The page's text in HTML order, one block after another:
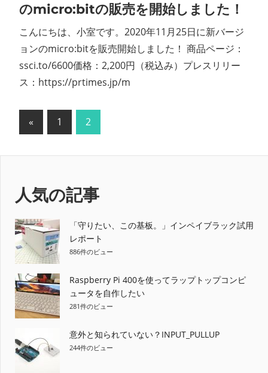
のmicro:bitの販売を開始しました！
こんにちは、小室です。2020年11月25日に新バージ
ョンのmicro:bitを販売開始しました！ 商品ページ：
ssci.to/6600価格：2,200円（税込み）プレスリリー
ス：https://prtimes.jp/m
投
ペ
ー
ジ
送
り
«
の
記
1 2
人気の記事
「守りたい、この基板。」インペイブラック試用
レポート
886件のビュー
Raspberry Pi 400を使ってラップトップコンピ
ュータを自作したい
281件のビュー
意外と知られていない？INPUT_PULLUP
244件のビュー